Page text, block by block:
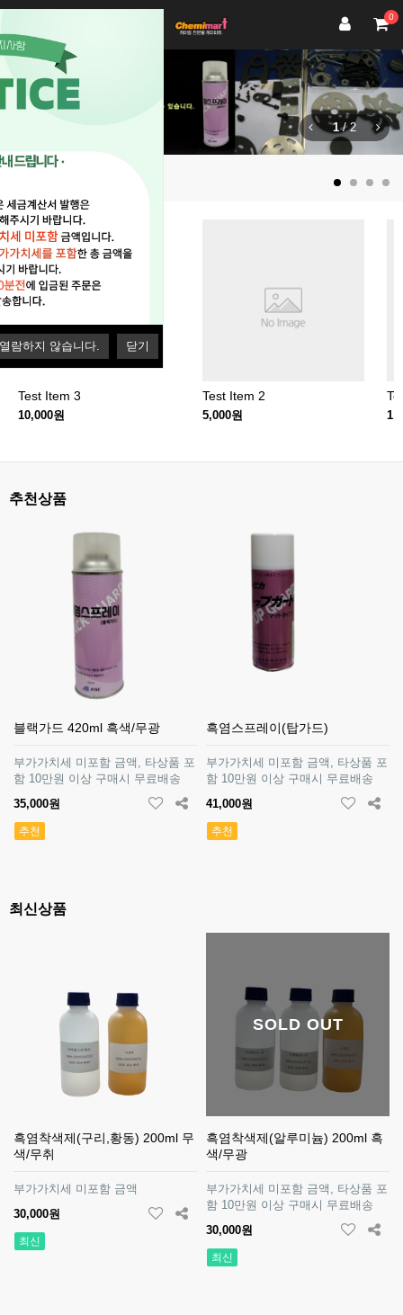
람하지 않습니다. 닫기
0
1/2
Test Item 3
10,000원
Test Item 2
5,000원
추천상품
블랙가드 420ml 흑색/무광
부가가치세 미포함 금액, 타상품 포
함 10만원 이상 구매시 무료배송
35,000원
추천
흑염스프레이(탑가드)
부가가치세 미포함 금액, 타상품 포
함 10만원 이상 구매시 무료배송
41,000원
추천
최신상품
흑염착색제(구리,황동) 200ml 무
색/무취
부가가치세 미포함 금액
30,000원
최신
SOLD OUT
흑염착색제(알루미늄) 200ml 흑
색/무광
부가가치세 미포함 금액, 타상품 포
함 10만원 이상 구매시 무료배송
30,000원
최신